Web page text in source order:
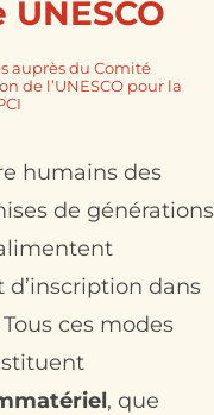
auprès du Comité
de l’UNESCO pour la
humains des
de générations
dans
ces modes
, que